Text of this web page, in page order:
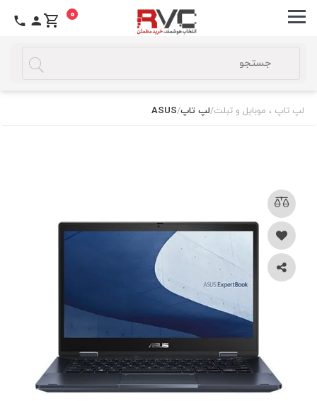
0
لپ تاپ ، موبایل و تبلت/لپ تاپ/
ASUS